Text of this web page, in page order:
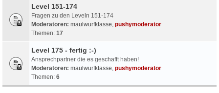
Level 151-174
Fragen zu den Leveln 151-174
Moderatoren: maulwurfklasse, pushymoderator
Themen: 17
Level 175 - fertig :-)
Ansprechpartner die es geschafft haben!
Moderatoren: maulwurfklasse, pushymoderator
Themen: 6